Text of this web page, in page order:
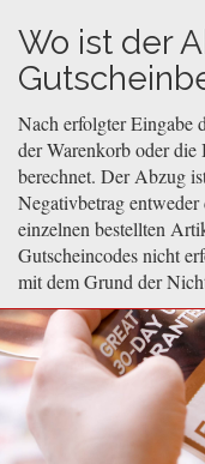
Wo ist der
Nach erfolgter Eingabe
der Warenkorb oder die
berechnet. Der Abzug
Negativbetrag
einzelnen bestellten
Gutscheincodes nicht
mit dem Grund der